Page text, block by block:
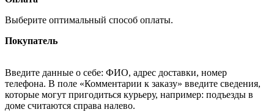
Выберите оптимальный способ оплаты.
Покупатель
Введите данные о себе: ФИО, адрес доставки, номер
телефона. В поле «Комментарии к заказу» введите сведения,
которые могут пригодиться курьеру, например: подъезды в
доме считаются справа налево.